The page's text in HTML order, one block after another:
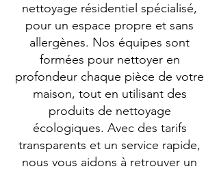
nettoyage résidentiel spécialisé,
pour un espace propre et sans
allergènes. Nos équipes sont
formées pour nettoyer en
profondeur chaque pièce de votre
maison, tout en utilisant des
produits de nettoyage
écologiques. Avec des tarifs
transparents et un service rapide,
nous vous aidons à retrouver un